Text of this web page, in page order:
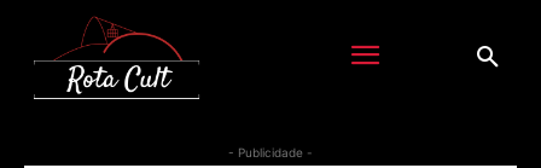
- Publicidade -